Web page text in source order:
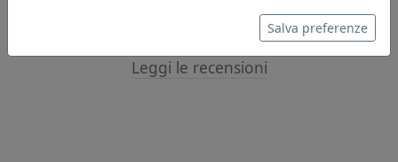
Leggi le recensioni
Salva preferenze